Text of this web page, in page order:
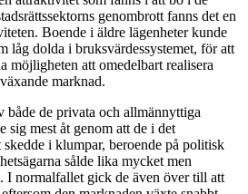
genombrott fanns det en
Boende i äldre lägenheter kunde
låg dolda i bruksvärdessystemet, för att
möjligheten att omedelbart realisera
marknad.
både de privata och allmännyttiga
sig mest åt genom att de i det
skedde i klumpar, beroende på politisk
sålde lika mycket men
I normalfallet gick de även över till att